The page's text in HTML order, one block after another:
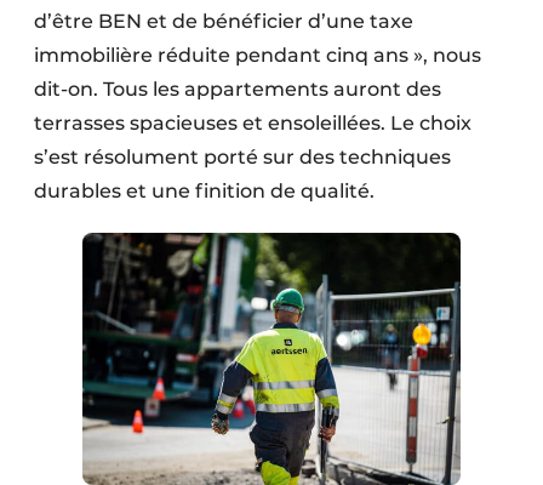
d’être BEN et de bénéficier d’une taxe
immobilière réduite pendant cinq ans », nous
dit-on. Tous les appartements auront des
terrasses spacieuses et ensoleillées. Le choix
s’est résolument porté sur des techniques
durables et une finition de qualité.